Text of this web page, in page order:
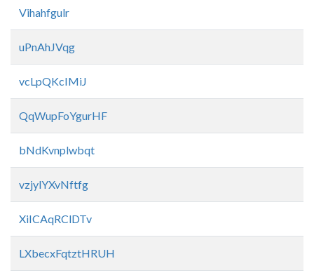
Vihahfgulr
uPnAhJVqg
vcLpQKcIMiJ
QqWupFoYgurHF
bNdKvnplwbqt
vzjylYXvNftfg
XiICAqRClDTv
LXbecxFqtztHRUH